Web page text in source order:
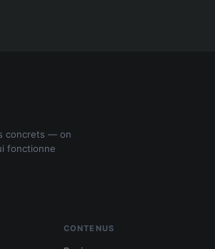
concrets — on
fonctionne
CONTENUS